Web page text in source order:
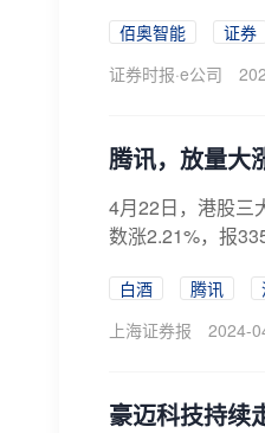
佰奥智能 证券
证券时报·e公司
腾讯，放量大
4月22日，港股三
数涨2.21%，报
白酒 腾讯
上海证券报
2024-
豪迈科技持续